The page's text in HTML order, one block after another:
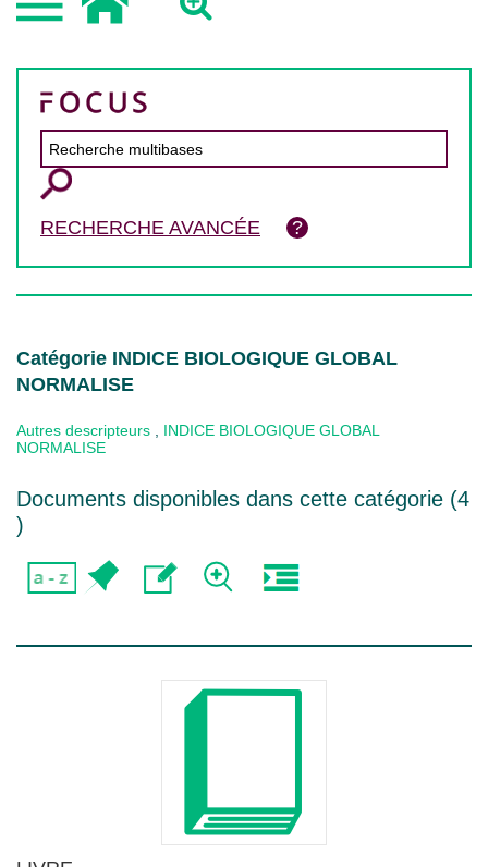
RECHERCHE AVANCÉE
Catégorie INDICE BIOLOGIQUE GLOBAL
NORMALISE
Autres descripteurs
INDICE BIOLOGIQUE GLOBAL
NORMALISE
Documents disponibles dans cette catégorie (4
)